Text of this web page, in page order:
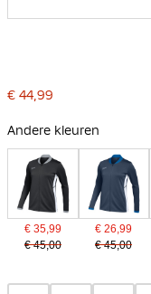
begin
de
€ 44,99
Andere kleuren
€ 35,99
€ 45,00
€ 26,99
€ 45,00